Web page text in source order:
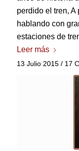
perdido el tren,
hablando con
estaciones de
Leer más
13 Julio 2015 / 17